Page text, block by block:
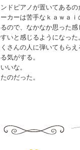
ドピアノが置いてある
カーは苦手なｋａｗａ
ので、なかなか思った
いと感じるようになった
さんの人に弾いてもら
気がする。
いな。
のだった。